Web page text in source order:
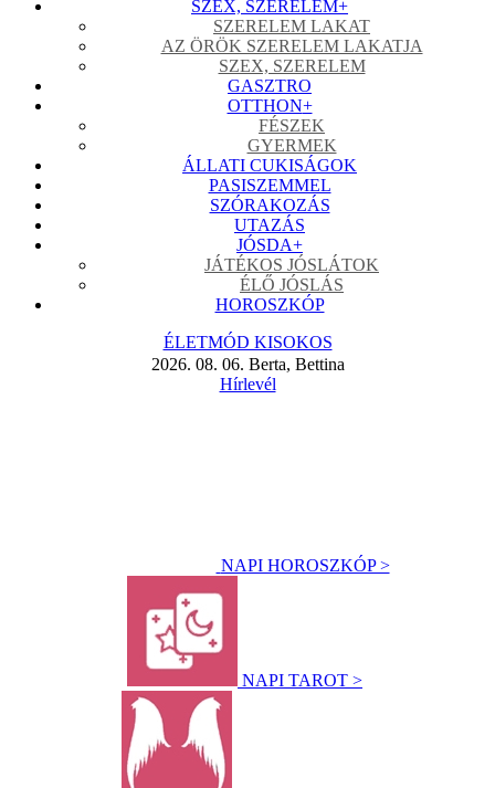
SZEX, SZERELEM+
SZERELEM LAKAT
AZ ÖRÖK SZERELEM LAKATJA
SZEX, SZERELEM
GASZTRO
OTTHON+
FÉSZEK
GYERMEK
ÁLLATI CUKISÁGOK
PASISZEMMEL
SZÓRAKOZÁS
UTAZÁS
JÓSDA+
JÁTÉKOS JÓSLÁTOK
ÉLŐ JÓSLÁS
HOROSZKÓP
ÉLETMÓD KISOKOS
2026. 08. 06. Berta, Bettina
Hírlevél
NAPI HOROSZKÓP >
NAPI TAROT >